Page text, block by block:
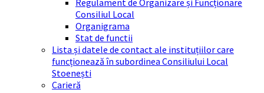
Regulament de Organizare și Funcționare
Consiliul Local
Organigrama
Stat de functii
Lista și datele de contact ale instituțiilor care
funcționează în subordinea Consiliului Local
Stoenești
Carieră